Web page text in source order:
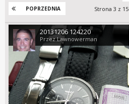
POPRZEDNIA
Strona 3 z 15
20131206 124220
Przez Lawnowerman